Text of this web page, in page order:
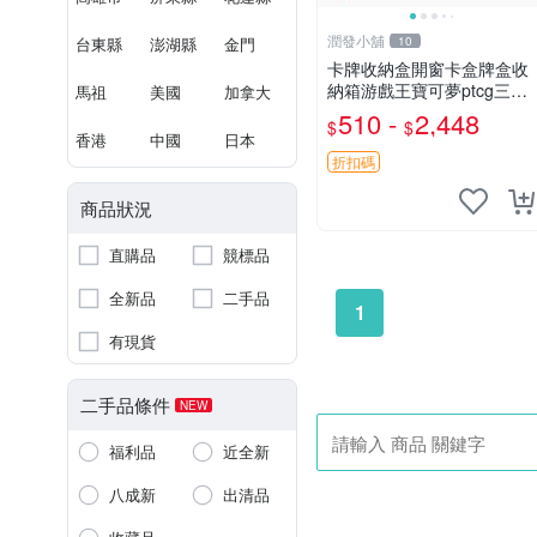
台東縣 澎湖縣 金門
馬祖 美國 加拿大
香港 中國 日本
商品狀況
直購品
競標品
全新品
二手品
有現貨
二手品條件 NEW
福利品
近全新
八成新
出清品
潤發小舖 10
卡牌收納盒開窗卡盒牌盒收
納箱游戲王寶可夢ptcg三國
殺海賊王dtcg
$510 - $2,448
折扣碼
1